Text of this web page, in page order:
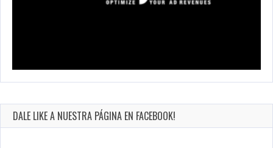
DALE LIKE A NUESTRA PÁGINA EN FACEBOOK!